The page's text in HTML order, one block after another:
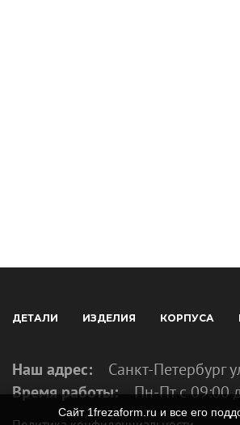
ДЕТАЛИ ИЗДЕЛИЯ КОРПУСА
Наш адрес:
Санкт-Петербург
Время работы: Пн-Пт с 09:00
Сайт 1frezaform.ru и все его